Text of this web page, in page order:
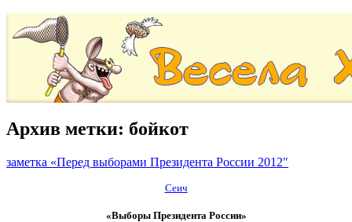
Архив метки: бойкот
заметка «Перед выборами Президента России 2012″
Сеич
«Выборы Президента России»